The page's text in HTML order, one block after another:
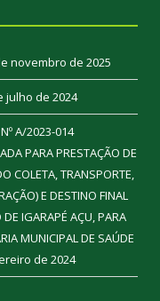
novembro de 2025
julho de 2024
A/2023-014
PARA PRESTAÇÃO DE
COLETA, TRANSPORTE,
E DESTINO FINAL
IGARAPÉ AÇU, PARA
MUNICIPAL DE SAÚDE
de 2024